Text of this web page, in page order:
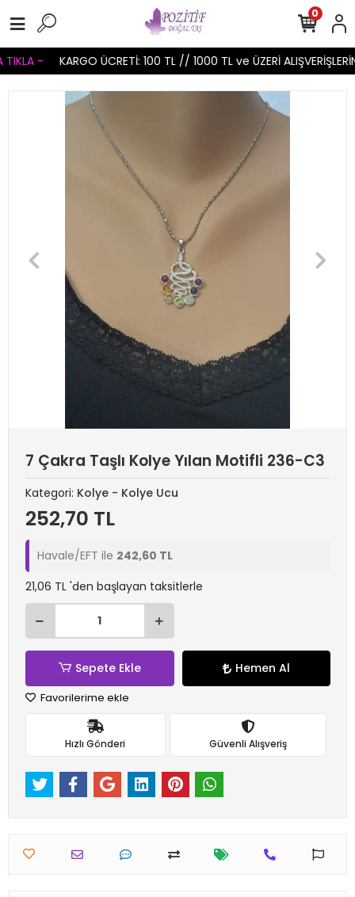
- KARGO ÜCRETİ: 100 TL // 1000 TL ve ÜZERİ
0
7 Çakra Taşlı Kolye Yılan Motifli 236-C3
Kategori: Kolye - Kolye Ucu
252,70 TL
Havale/EFT ile 242,60 TL
21,06 TL 'den başlayan taksitlerle
Sepete Ekle Hemen Al
Favorilerime ekle
Hızlı Gönderi Güvenli Alışveriş